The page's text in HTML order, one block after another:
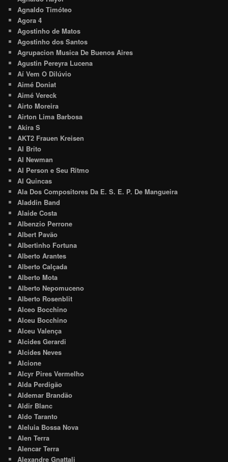
Agnaldo Timóteo
Agora 4
Agostinho de Matos
Agostinho dos Santos
Agrupacion Musica De Buenos Aires
Agustin Pereyra Lucena
Aí Vem O Dilúvio
Aimé Doniat
Aimé Vereck
Airto Moreira
Airton Lima Barbosa
Akira S
AKT2 Frauen Kreisen
Al Brito
Al Newman
Al Person e Seu Ritmo
Al Quincas
Ala Dos Compositores Da E. S. E. P. De Mangueira
Aladdin Band
Alaide Costa
Albenzio Perrone
Albert Pavão
Albertinho Fortuna
Alberto Arantes
Alberto Calçada
Alberto Mota
Alberto Nepomuceno
Alberto Rosenblit
Alceo Bocchino
Alceu Bocchino
Alceu Valença
Alcides Gerardi
Alcides Neves
Alcione
Alcyr Pires Vermelho
Alda Perdigão
Aldemar Brandão
Aldir Blanc
Aldo Taranto
Aleluia Bossa Nova
Alen Terra
Alencar Terra
Alexandre Gnattali